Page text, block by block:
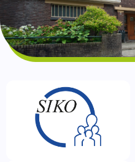
BSO
Routebeschrijving
Privacy